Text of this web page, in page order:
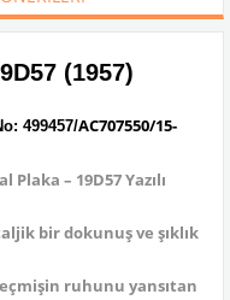
(1957)
499457/AC707550/15-
– 19D57 Yazılı
bir dokunuş ve şıklık
ruhunu yansıtan